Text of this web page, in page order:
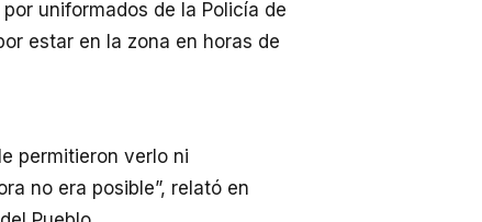
uniformados de la Policía de
estar en la zona en horas de
permitieron verlo ni
no era posible”, relató en